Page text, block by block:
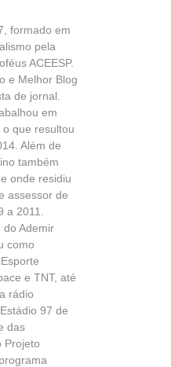
formado em
pela
ACEESP.
e Melhor Blog
de jornal.
em
que resultou
Além de
também
onde residiu
assessor de
2011.
do Ademir
como
e TNT, até
rádio
97 de
das
Projeto